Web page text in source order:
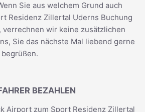
Sie aus welchem Grund auch
Residenz Zillertal Uderns Buchung
wir keine zusätzlichen
Sie das nächste Mal liebend gerne
BEZAHLEN
Airport zum Sport Residenz Zillertal